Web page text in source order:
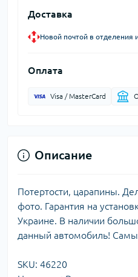
Доставка
Новой почтой в отделения
Оплата
Visa / MasterCard
Описание
Потертости, царапины.
фото. Гарантия на
Украине. В наличии
данный автомобиль!
SKU: 46220